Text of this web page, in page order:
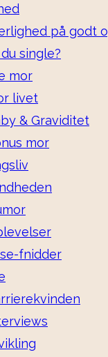
på godt
single?
mor
livet
& Graviditet
mor
fnidder